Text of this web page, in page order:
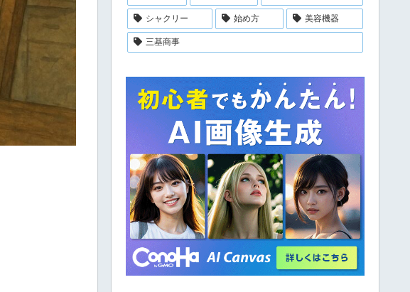
シャクリー 始め方 美容機器
三基商事